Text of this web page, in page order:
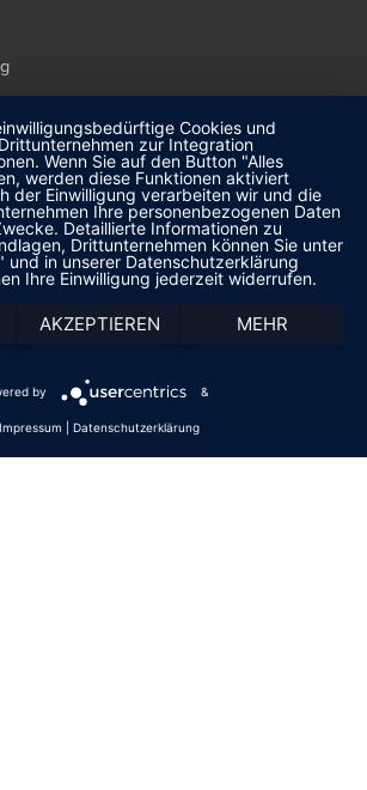
& Verschrottung
All Right reserved!
Cookies und
zur Integration
Wenn Sie auf den Button "Alles
werden diese Funktionen aktiviert
der Einwilligung verarbeiten wir und die
Ihre personenbezogenen Daten
Detaillierte Informationen zu
Drittunternehmen können Sie unter
und in unserer Datenschutzerklärung
Ihre Einwilligung jederzeit widerrufen.
AKZEPTIEREN MEHR
by &
Impressum Datenschutzerklärung